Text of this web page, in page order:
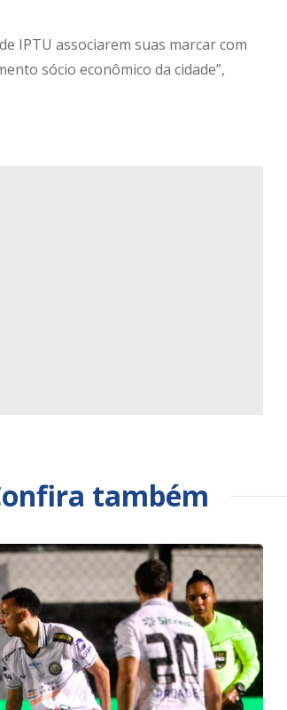
IPTU associarem suas marcar com
sócio econômico da cidade”,
também